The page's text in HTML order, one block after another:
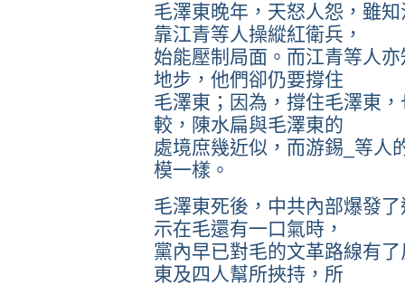
毛澤東晚年，天怒人怨，雖
靠江青等人操縱紅衛兵，
始能壓制局面。而江青等人
地步，他們卻仍要撐住
毛澤東；因為，撐住毛澤東
較，陳水扁與毛澤東的
處境庶幾近似，而游錫_等人
模一樣。
毛澤東死後，中共內部爆發
示在毛還有一口氣時，
黨內早已對毛的文革路線有
東及四人幫所挾持，所